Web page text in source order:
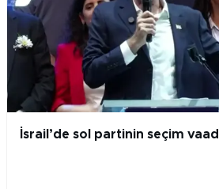
İsrail’de sol partinin seçim